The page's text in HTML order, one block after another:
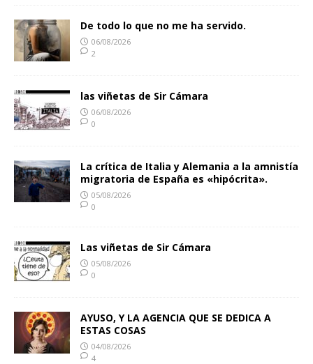
De todo lo que no me ha servido.
06/08/2026
2
las viñetas de Sir Cámara
06/08/2026
0
La crítica de Italia y Alemania a la amnistía
migratoria de España es «hipócrita».
05/08/2026
0
Las viñetas de Sir Cámara
05/08/2026
0
AYUSO, Y LA AGENCIA QUE SE DEDICA A
ESTAS COSAS
04/08/2026
4